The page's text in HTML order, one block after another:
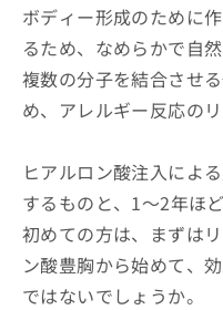
ボディー形成のために
るため、なめらかで自
複数の分子を結合させ
め、アレルギー反応の
ヒアルロン酸注入によ
するものと、1～2年ほ
初めての方は、まずは
ン酸豊胸から始めて、
ではないでしょうか。